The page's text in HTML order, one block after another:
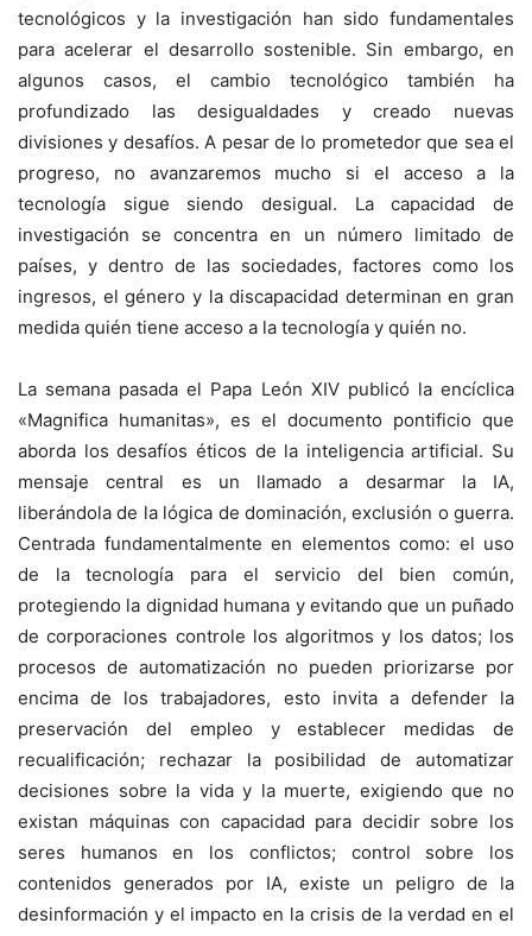
tecnológicos y la investigación han sido fundamentales
para acelerar el desarrollo sostenible. Sin embargo, en
algunos casos, el cambio tecnológico también ha
profundizado las desigualdades y creado nuevas
divisiones y desafíos. A pesar de lo prometedor que sea el
progreso, no avanzaremos mucho si el acceso a la
tecnología sigue siendo desigual. La capacidad de
investigación se concentra en un número limitado de
países, y dentro de las sociedades, factores como los
ingresos, el género y la discapacidad determinan en gran
medida quién tiene acceso a la tecnología y quién no.
La semana pasada el Papa León XIV publicó la encíclica
«Magnifica humanitas», es el documento pontificio que
aborda los desafíos éticos de la inteligencia artificial. Su
mensaje central es un llamado a desarmar la IA,
liberándola de la lógica de dominación, exclusión o guerra.
Centrada fundamentalmente en elementos como: el uso
de la tecnología para el servicio del bien común,
protegiendo la dignidad humana y evitando que un puñado
de corporaciones controle los algoritmos y los datos; los
procesos de automatización no pueden priorizarse por
encima de los trabajadores, esto invita a defender la
preservación del empleo y establecer medidas de
recualificación; rechazar la posibilidad de automatizar
decisiones sobre la vida y la muerte, exigiendo que no
existan máquinas con capacidad para decidir sobre los
seres humanos en los conflictos; control sobre los
contenidos generados por IA, existe un peligro de la
desinformación y el impacto en la crisis de la verdad en el